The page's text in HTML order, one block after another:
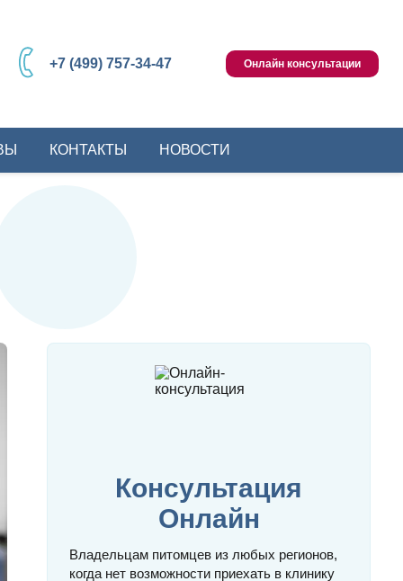
+7 (499) 757-34-47 Онлайн консультации
КОНТАКТЫ НОВОСТИ
Консультация
Онлайн
Владельцам питомцев из любых регионов,
когда нет возможности приехать в клинику